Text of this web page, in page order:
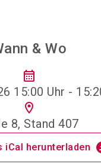
& Wo
calendar_month
15:00 Uhr -
location_on
8, Stand 407
iCal herunterladen